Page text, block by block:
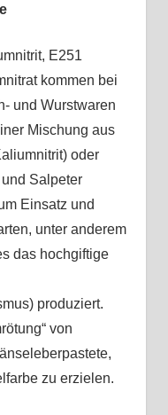
E251
kommen bei
und Wurstwaren
Mischung aus
oder
Salpeter
Einsatz und
unter anderem
das hochgiftige
produziert.
von
zu erzielen.